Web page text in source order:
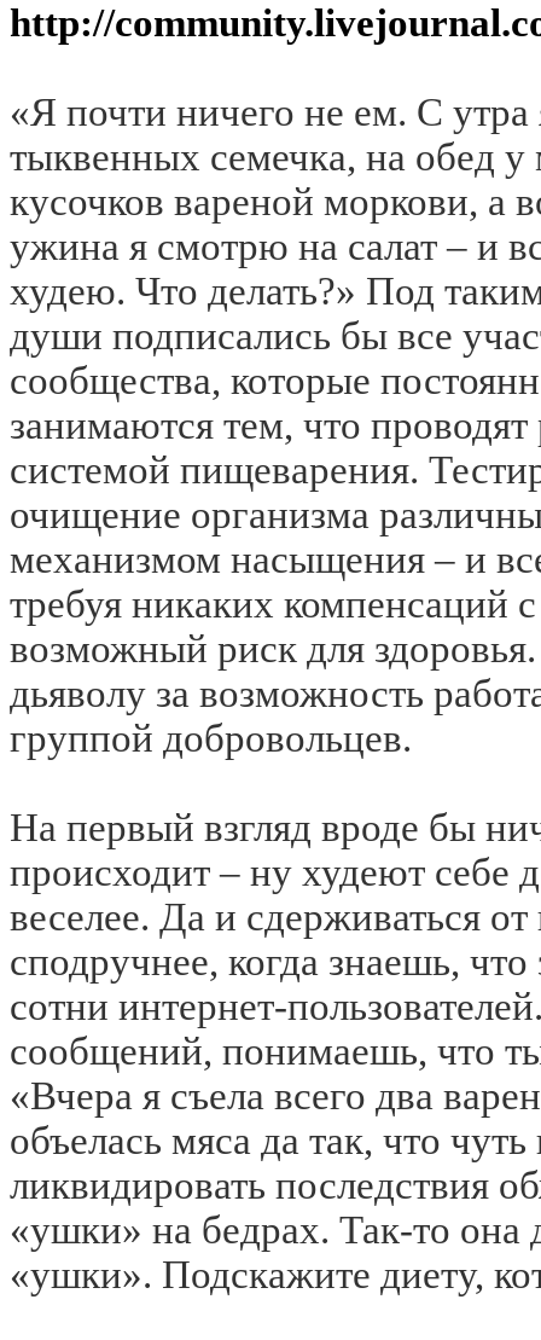
http://
«Я почти ничего не ем. С утра
тыквенных семечка, на обед у
кусочков вареной моркови, а
ужина я смотрю на салат – и
худею. Что делать?» Под
души подписались бы все
сообщества, которые
занимаются тем, что
системой пищеварения.
очищение организма
механизмом насыщения – и
требуя никаких компенсаций
возможный риск для
дьяволу за возможность
группой добровольцев.
На первый взгляд вроде бы
происходит – ну худеют себе
веселее. Да и сдерживаться
сподручнее, когда знаешь, что
сотни интернет-
сообщений, понимаешь, что
«Вчера я съела всего два
объелась мяса да так, что
ликвидировать последствия
«ушки» на бедрах. Так-то она
«ушки». Подскажите диету,